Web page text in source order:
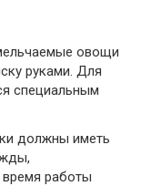
овощи
руками. Для
специальным
должны иметь
время работы